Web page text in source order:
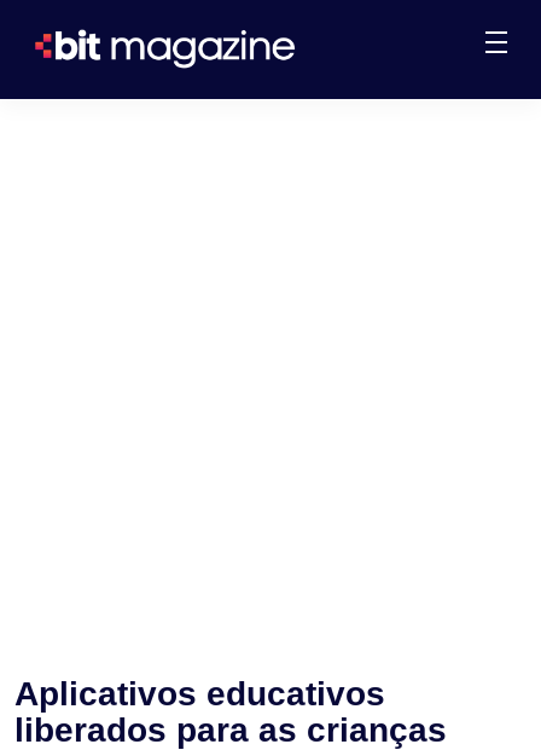
Aplicativos educativos
liberados para as crianças